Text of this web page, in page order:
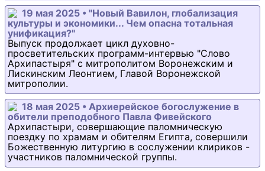
19 мая 2025 • "Новый Вавилон, глобализация
культуры и экономики... Чем опасна тотальная
унификация?"
Выпуск продолжает цикл духовно-
просветительских программ-интервью "Слово
Архипастыря" с митрополитом Воронежским и
Лискинским Леонтием, Главой Воронежской
митрополии.
18 мая 2025 • Архиерейское богослужение в
обители преподобного Павла Фивейского
Архипастыри, совершающие паломническую
поездку по храмам и обителям Египта, совершили
Божественную литургию в сослужении клириков -
участников паломнической группы.